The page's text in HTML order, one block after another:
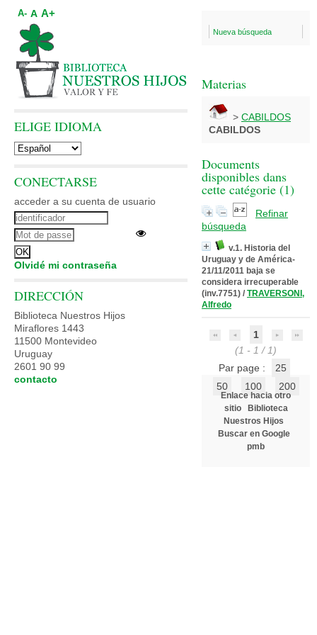
Nueva búsqueda
Materias
> CABILDOS
CABILDOS
Documents
disponibles dans
cette catégorie (1)
Refinar
búsqueda
v.1. Historia del
Uruguay y de América-
21/11/2011 baja se
considera irrecuperable
(inv.7751) / TRAVERSONI,
Alfredo
1
(1 - 1 / 1)
Par page :
25
50
100 200
Enlace hacia otro
sitio
Biblioteca
Nuestros Hijos
Buscar en Google
pmb
A- A A+
ELIGE IDIOMA
CONECTARSE
acceder a su cuenta de usuario
Olvidé mi contraseña
DIRECCIÓN
Biblioteca Nuestros Hijos
Miraflores 1443
11500 Montevideo
Uruguay
2601 90 99
contacto